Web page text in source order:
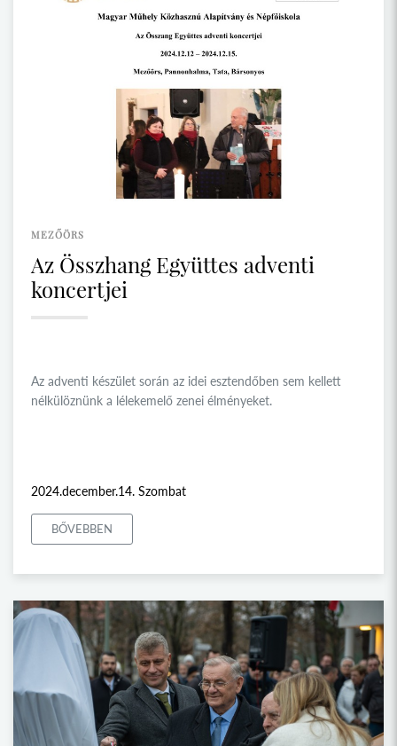
MEZŐÖRS
Az Összhang Együttes adventi
koncertjei
Az adventi készület során az idei esztendőben sem kellett
nélkülöznünk a lélekemelő zenei élményeket.
2024.december.14. Szombat
BŐVEBBEN